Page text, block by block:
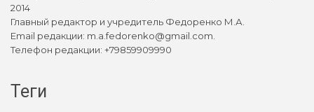
2014
Главный редактор и учредитель Федоренко М.А.
Email редакции: m.a.fedorenko@gmail.com.
Телефон редакции: +79859909990
Теги